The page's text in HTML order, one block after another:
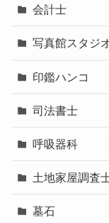
会計士
写真館スタジ
印鑑ハンコ
司法書士
呼吸器科
土地家屋調査
墓石